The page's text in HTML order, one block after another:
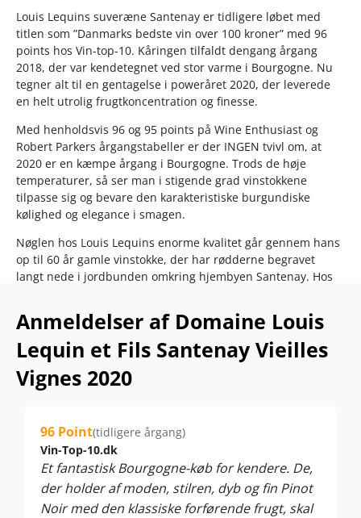
Louis Lequins suveræne Santenay er tidligere løbet med
titlen som ”Danmarks bedste vin over 100 kroner” med 96
points hos Vin-top-10. Kåringen tilfaldt dengang årgang
2018, der var kendetegnet ved stor varme i Bourgogne. Nu
tegner alt til en gentagelse i poweråret 2020, der leverede
en helt utrolig frugtkoncentration og finesse.
Med henholdsvis 96 og 95 points på Wine Enthusiast og
Robert Parkers årgangstabeller er der INGEN tvivl om, at
2020 er en kæmpe årgang i Bourgogne. Trods de høje
temperaturer, så ser man i stigende grad vinstokkene
tilpasse sig og bevare den karakteristiske burgundiske
kølighed og elegance i smagen.
Nøglen hos Louis Lequins enorme kvalitet går gennem hans
op til 60 år gamle vinstokke, der har rødderne begravet
langt nede i jordbunden omkring hjembyen Santenay. Hos
smagskoncentrationen i druerne er unik og er med til at give
vinen et højt gemmepotentiale. Derudover ser man, at de
præsterer særligt godt under de nye klimabetingelser.
Stilen hos Lequin er med fokus på elegance og frugtfinesse –
derfor vælger man kun at bruge 20 % nye egetræsfade i
Årgang 2019 smager fortrinligt nu, men du kan dog nemt
gemme flaskerne yderligere. Vi har smagt samme flaske med
mere end 10 års modning og smagen bliver kun vildere!
Nyd den til fuglevildt, lette vildtretter, rødt kød, svampe,
indmad og cremde oste. Servér ved 14-17°C
Anmeldelser af Domaine Louis
Lequin et Fils Santenay Vieilles
Vignes 2020
96 Point(tidligere årgang)
Vin-Top-10.dk
Et fantastisk Bourgogne-køb for kendere. De,
der holder af moden, stilren, dyb og fin Pinot
Noir med den klassiske forførende frugt, skal